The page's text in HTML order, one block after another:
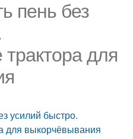
пень без
для
усилий быстро.
для выкорчёвывания